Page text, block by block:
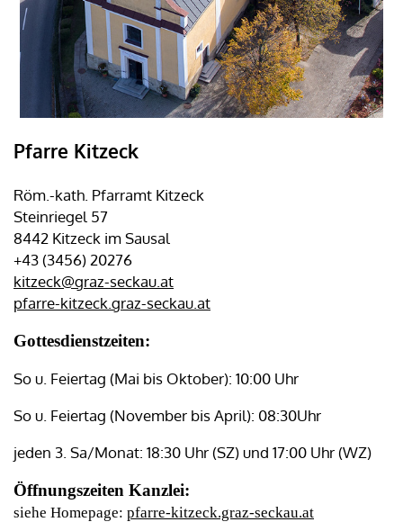
Pfarre Kitzeck
Röm.-kath. Pfarramt Kitzeck
Steinriegel 57
8442 Kitzeck im Sausal
+43 (3456) 20276
kitzeck@graz-seckau.at
pfarre-kitzeck.graz-seckau.at
Gottesdienstzeiten:
So u. Feiertag (Mai bis Oktober): 10:00 Uhr
So u. Feiertag (November bis April): 08:30Uhr
jeden 3. Sa/Monat: 18:30 Uhr (SZ) und 17:00 Uhr (WZ)
Öffnungszeiten Kanzlei:
siehe Homepage: pfarre-kitzeck.graz-seckau.at